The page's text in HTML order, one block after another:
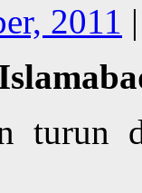
2011 |
turun